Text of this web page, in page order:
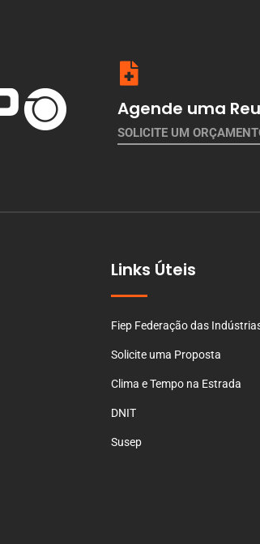
Agende uma
SOLICITE UM
Links Úteis
Fiep Federação das
Solicite uma Proposta
Clima e Tempo na Estrada
DNIT
Susep